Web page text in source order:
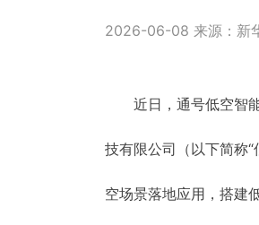
2026-06-08 来源：新
近日，通号低空智
技有限公司（以下简称
空场景落地应用，搭建